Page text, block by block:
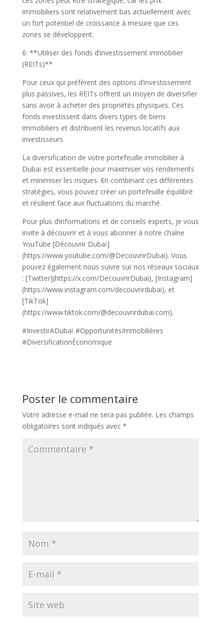
immobiliers sont relativement bas actuellement avec
un fort potentiel de croissance à mesure que ces
zones se développent.
6. **Utiliser des fonds d’investissement immobilier
(REITs)**
Pour ceux qui préfèrent des options d’investissement
plus passives, les REITs offrent un moyen de diversifier
sans avoir à acheter des propriétés physiques. Ces
fonds investissent dans divers types de biens
immobiliers et distribuent les revenus locatifs aux
investisseurs.
La diversification de votre portefeuille immobilier à
Dubaï est essentielle pour maximiser vos rendements
et minimiser les risques. En combinant ces différentes
stratégies, vous pouvez créer un portefeuille équilibré
et résilient face aux fluctuations du marché.
Pour plus d’informations et de conseils experts, je vous
invite à découvrir et à vous abonner à notre chaîne
YouTube [Découvrir Dubaï]
(https://www.youtube.com/@DecouvrirDubai). Vous
pouvez également nous suivre sur nos réseaux sociaux
: [Twitter](https://x.com/DecouvrirDubai), [Instagram]
(https://www.instagram.com/decouvrirdubai), et
[TikTok]
(https://www.tiktok.com/@decouvrirdubai.com).
#InvestirADubaï #OpportunitésImmobilières
#DiversificationÉconomique
Poster le commentaire
Votre adresse e-mail ne sera pas publiée. Les champs
obligatoires sont indiqués avec *